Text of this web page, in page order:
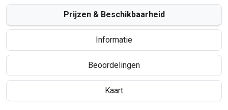
Prijzen & Beschikbaarheid
Informatie
Beoordelingen
Kaart